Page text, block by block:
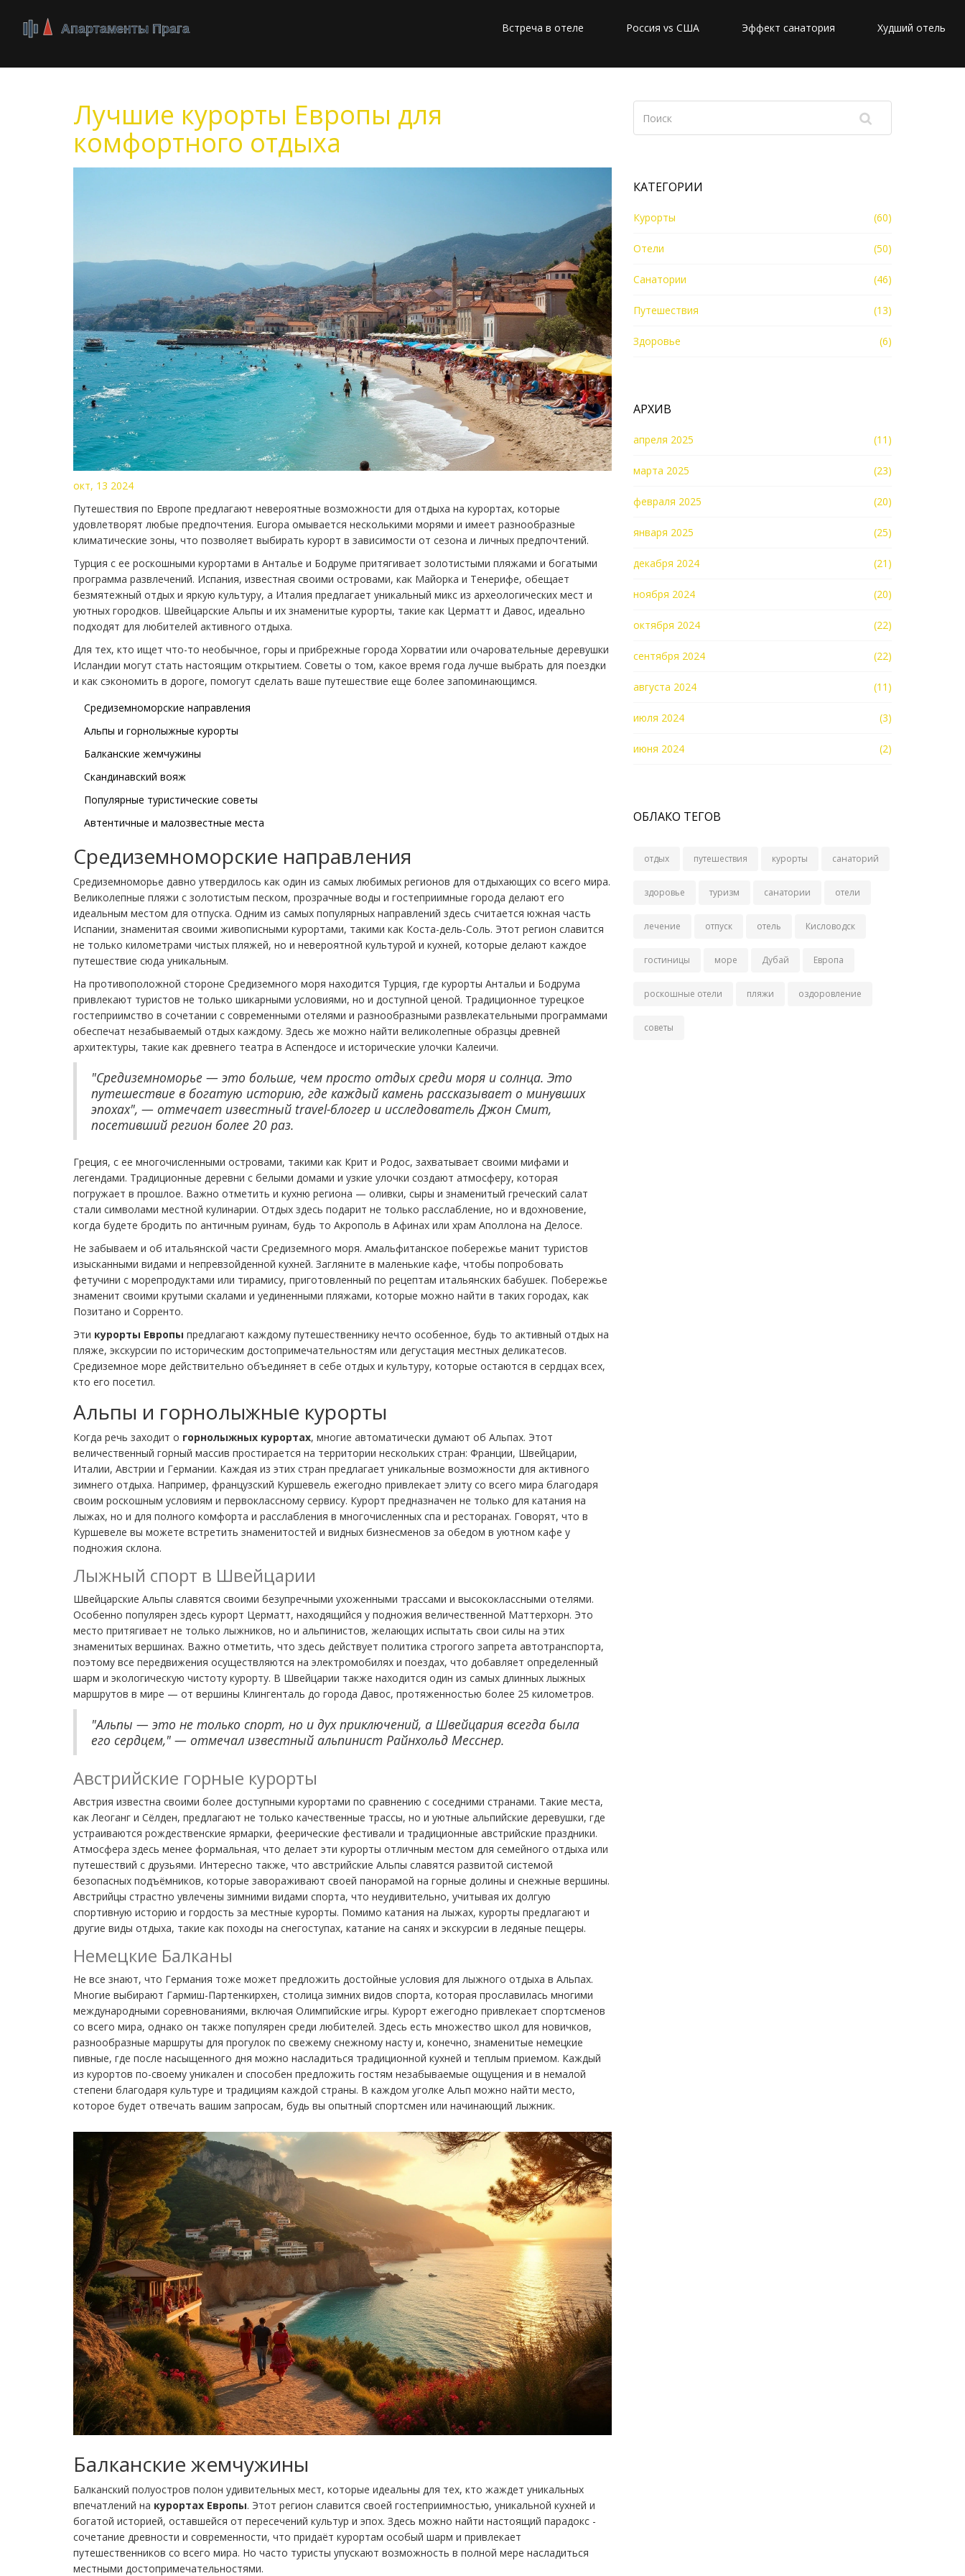
Встреча в отеле Россия vs США Эффект санатория Худший отель
Лучшие курорты Европы для
комфортного отдыха
окт, 13 2024
Путешествия по Европе предлагают невероятные возможности для отдыха на курортах, которые
удовлетворят любые предпочтения. Europa омывается несколькими морями и имеет разнообразные
климатические зоны, что позволяет выбирать курорт в зависимости от сезона и личных предпочтений.
Турция с ее роскошными курортами в Анталье и Бодруме притягивает золотистыми пляжами и богатыми
программа развлечений. Испания, известная своими островами, как Майорка и Тенерифе, обещает
безмятежный отдых и яркую культуру, а Италия предлагает уникальный микс из археологических мест и
уютных городков. Швейцарские Альпы и их знаменитые курорты, такие как Церматт и Давос, идеально
подходят для любителей активного отдыха.
Для тех, кто ищет что-то необычное, горы и прибрежные города Хорватии или очаровательные деревушки
Исландии могут стать настоящим открытием. Советы о том, какое время года лучше выбрать для поездки
и как сэкономить в дороге, помогут сделать ваше путешествие еще более запоминающимся.
Средиземноморские направления
Альпы и горнолыжные курорты
Балканские жемчужины
Скандинавский вояж
Популярные туристические советы
Автентичные и малозвестные места
Средиземноморские направления
Средиземноморье давно утвердилось как один из самых любимых регионов для отдыхающих со всего мира.
Великолепные пляжи с золотистым песком, прозрачные воды и гостеприимные города делают его
идеальным местом для отпуска. Одним из самых популярных направлений здесь считается южная часть
Испании, знаменитая своими живописными курортами, такими как Коста-дель-Соль. Этот регион славится
не только километрами чистых пляжей, но и невероятной культурой и кухней, которые делают каждое
путешествие сюда уникальным.
На противоположной стороне Средиземного моря находится Турция, где курорты Антальи и Бодрума
привлекают туристов не только шикарными условиями, но и доступной ценой. Традиционное турецкое
гостеприимство в сочетании с современными отелями и разнообразными развлекательными программами
обеспечат незабываемый отдых каждому. Здесь же можно найти великолепные образцы древней
архитектуры, такие как древнего театра в Аспендосе и исторические улочки Калеичи.
"Средиземноморье — это больше, чем просто отдых среди моря и солнца. Это
путешествие в богатую историю, где каждый камень рассказывает о минувших
эпохах", — отмечает известный travel-блогер и исследователь Джон Смит,
посетивший регион более 20 раз.
Греция, с ее многочисленными островами, такими как Крит и Родос, захватывает своими мифами и
легендами. Традиционные деревни с белыми домами и узкие улочки создают атмосферу, которая
погружает в прошлое. Важно отметить и кухню региона — оливки, сыры и знаменитый греческий салат
стали символами местной кулинарии. Отдых здесь подарит не только расслабление, но и вдохновение,
когда будете бродить по античным руинам, будь то Акрополь в Афинах или храм Аполлона на Делосе.
Не забываем и об итальянской части Средиземного моря. Амальфитанское побережье манит туристов
изысканными видами и непревзойденной кухней. Загляните в маленькие кафе, чтобы попробовать
фетучини с морепродуктами или тирамису, приготовленный по рецептам итальянских бабушек. Побережье
знаменит своими крутыми скалами и уединенными пляжами, которые можно найти в таких городах, как
Позитано и Сорренто.
Эти курорты Европы предлагают каждому путешественнику нечто особенное, будь то активный отдых на
пляже, экскурсии по историческим достопримечательностям или дегустация местных деликатесов.
Средиземное море действительно объединяет в себе отдых и культуру, которые остаются в сердцах всех,
кто его посетил.
Альпы и горнолыжные курорты
Когда речь заходит о горнолыжных курортах, многие автоматически думают об Альпах. Этот
величественный горный массив простирается на территории нескольких стран: Франции, Швейцарии,
Италии, Австрии и Германии. Каждая из этих стран предлагает уникальные возможности для активного
зимнего отдыха. Например, французский Куршевель ежегодно привлекает элиту со всего мира благодаря
своим роскошным условиям и первоклассному сервису. Курорт предназначен не только для катания на
лыжах, но и для полного комфорта и расслабления в многочисленных спа и ресторанах. Говорят, что в
Куршевеле вы можете встретить знаменитостей и видных бизнесменов за обедом в уютном кафе у
подножия склона.
Лыжный спорт в Швейцарии
Швейцарские Альпы славятся своими безупречными ухоженными трассами и высококлассными отелями.
Особенно популярен здесь курорт Церматт, находящийся у подножия величественной Маттерхорн. Это
место притягивает не только лыжников, но и альпинистов, желающих испытать свои силы на этих
знаменитых вершинах. Важно отметить, что здесь действует политика строгого запрета автотранспорта,
поэтому все передвижения осуществляются на электромобилях и поездах, что добавляет определенный
шарм и экологическую чистоту курорту. В Швейцарии также находится один из самых длинных лыжных
маршрутов в мире — от вершины Клингенталь до города Давос, протяженностью более 25 километров.
"Альпы — это не только спорт, но и дух приключений, а Швейцария всегда была
его сердцем," — отмечал известный альпинист Райнхольд Месснер.
Австрийские горные курорты
Австрия известна своими более доступными курортами по сравнению с соседними странами. Такие места,
как Леоганг и Сёлден, предлагают не только качественные трассы, но и уютные альпийские деревушки, где
устраиваются рождественские ярмарки, феерические фестивали и традиционные австрийские праздники.
Атмосфера здесь менее формальная, что делает эти курорты отличным местом для семейного отдыха или
путешествий с друзьями. Интересно также, что австрийские Альпы славятся развитой системой
безопасных подъёмников, которые завораживают своей панорамой на горные долины и снежные вершины.
Австрийцы страстно увлечены зимними видами спорта, что неудивительно, учитывая их долгую
спортивную историю и гордость за местные курорты. Помимо катания на лыжах, курорты предлагают и
другие виды отдыха, такие как походы на снегоступах, катание на санях и экскурсии в ледяные пещеры.
Немецкие Балканы
Не все знают, что Германия тоже может предложить достойные условия для лыжного отдыха в Альпах.
Многие выбирают Гармиш-Партенкирхен, столица зимних видов спорта, которая прославилась многими
международными соревнованиями, включая Олимпийские игры. Курорт ежегодно привлекает спортсменов
со всего мира, однако он также популярен среди любителей. Здесь есть множество школ для новичков,
разнообразные маршруты для прогулок по свежему снежному насту и, конечно, знаменитые немецкие
пивные, где после насыщенного дня можно насладиться традиционной кухней и теплым приемом. Каждый
из курортов по-своему уникален и способен предложить гостям незабываемые ощущения и в немалой
степени благодаря культуре и традициям каждой страны. В каждом уголке Альп можно найти место,
которое будет отвечать вашим запросам, будь вы опытный спортсмен или начинающий лыжник.
Балканские жемчужины
Балканский полуостров полон удивительных мест, которые идеальны для тех, кто жаждет уникальных
впечатлений на курортах Европы. Этот регион славится своей гостеприимностью, уникальной кухней и
богатой историей, оставшейся от пересечений культур и эпох. Здесь можно найти настоящий парадокс -
сочетание древности и современности, что придаёт курортам особый шарм и привлекает
путешественников со всего мира. Но часто туристы упускают возможность в полной мере насладиться
местными достопримечательностями.
КАТЕГОРИИ
Курорты (60)
Отели (50)
Санатории (46)
Путешествия (13)
Здоровье (6)
АРХИВ
апреля 2025 (11)
марта 2025 (23)
февраля 2025 (20)
января 2025 (25)
декабря 2024 (21)
ноября 2024 (20)
октября 2024 (22)
сентября 2024 (22)
августа 2024 (11)
июля 2024 (3)
июня 2024 (2)
ОБЛАКО ТЕГОВ
отдых путешествия курорты санаторий
здоровье туризм санатории отели
лечение отпуск отель Кисловодск
гостиницы море Дубай Европа
роскошные отели пляжи оздоровление
советы